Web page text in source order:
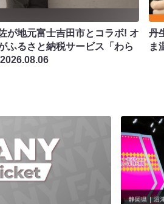
が地元富士吉田市とコラボ! オ
ふるさと納税サービス「わら
2026.08.06
丹
ま